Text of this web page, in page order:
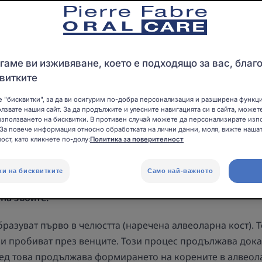
Дентално здраве на децата
млечните зъби?
да растат на 6-месечна възраст, въпреки че тази
Това обяснява защо някои новородени се раждат
не се сдобиват с първите си млечни зъби, докато не
зъбите.
първо в челюстта (наречена алвеоларна кост).
и пробиват през венците. Този процес продължава
това продължава формирането на корените в
ви изживяване, което е подходящо за вас,
"бисквитки", за да ви осигурим по-добра персонализация и разширена
нашия сайт. За да продължите и улесните навигацията си в сайта,
на бисквитки. В противен случай можете да персонализирате
повече информация относно обработката на лични данни, моля, вижте
като кликнете по-долу:Политика за поверителност
на бисквитките Само най-важното